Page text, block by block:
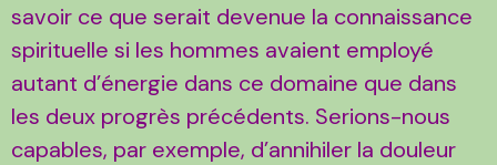
savoir ce que serait devenue la connaissance
spirituelle si les hommes avaient employé
autant d’énergie dans ce domaine que dans
les deux progrès précédents. Serions-nous
capables, par exemple, d’annihiler la douleur